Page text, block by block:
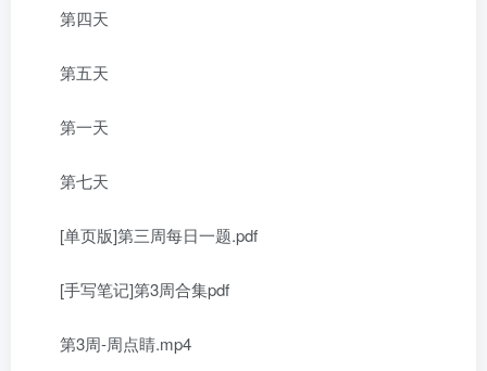
第四天
第五天
第一天
第七天
[单页版]第三周每日一题.pdf
[手写笔记]第3周合集pdf
第3周-周点睛.mp4